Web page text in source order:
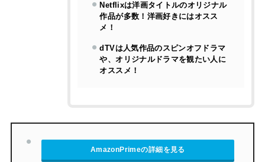
Netflixは洋画タイトルのオリジナル
作品が多数！洋画好きにはオスス
メ！
dTVは人気作品のスピンオフドラマ
や、オリジナルドラマを観たい人に
オススメ！
AmazonPrimeの詳細を見る